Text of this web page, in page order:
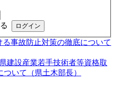
る事故防止対策の徹底について
建設産業若手技術者等資格取
いて（県土木部長）